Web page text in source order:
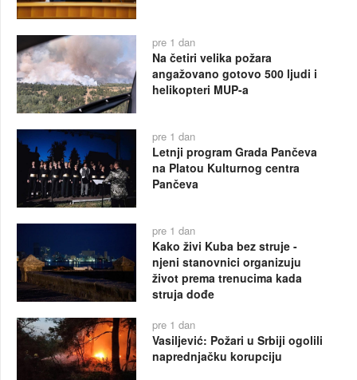
pre 1 dan
Na četiri velika požara
angažovano gotovo 500 ljudi i
helikopteri MUP-a
pre 1 dan
Letnji program Grada Pančeva
na Platou Kulturnog centra
Pančeva
pre 1 dan
Kako živi Kuba bez struje -
njeni stanovnici organizuju
život prema trenucima kada
struja dođe
pre 1 dan
Vasiljević: Požari u Srbiji ogolili
naprednjačku korupciju